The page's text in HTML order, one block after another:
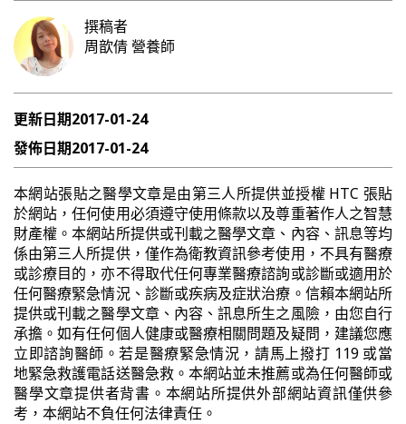
撰稿者
周歆倩 營養師
更新日期2017-01-24
發佈日期2017-01-24
本網站張貼之醫學文章是由第三人所提供並授權 HTC 張貼
於網站，任何使用必須遵守使用條款以及尊重著作人之智慧
財產權。本網站所提供或刊載之醫學文章、內容、訊息等均
係由第三人所提供，僅作為衛教資訊參考使用，不具有醫療
或診療目的，亦不得取代任何專業醫療諮詢或診斷或適用於
任何醫療緊急情況、診斷或疾病及症狀治療。信賴本網站所
提供或刊載之醫學文章、內容、訊息所生之風險，由您自行
承擔。如有任何個人健康或醫療相關問題及疑問，建議您應
立即諮詢醫師。若是醫療緊急情況，請馬上撥打 119 或當
地緊急救護電話送醫急救。本網站並未推薦或為任何醫師或
醫學文章提供者背書。本網站所提供外部網站資訊僅供參
考，本網站不負任何法律責任。